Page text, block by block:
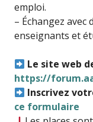
emploi.
– Échangez avec
enseignants et
Le site web
https://
Inscrivez
ce formulaire